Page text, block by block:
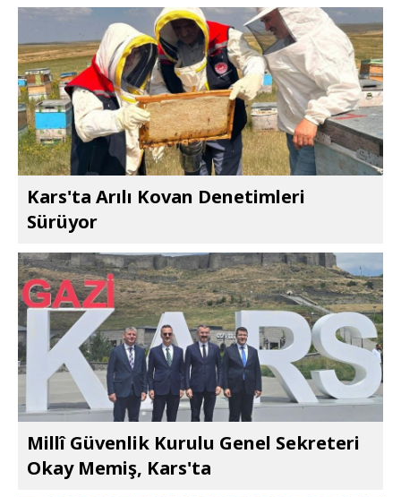
Kars'ta Arılı Kovan Denetimleri
Sürüyor
Millî Güvenlik Kurulu Genel Sekreteri
Okay Memiş, Kars'ta